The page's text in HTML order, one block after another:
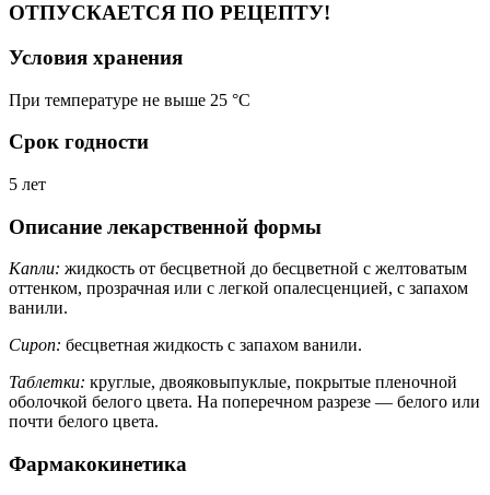
ОТПУСКАЕТСЯ ПО РЕЦЕПТУ!
Условия хранения
При температуре не выше 25 °C
Срок годности
5 лет
Описание лекарственной формы
Капли: жидкость от бесцветной до бесцветной с желтоватым
оттенком, прозрачная или с легкой опалесценцией, с запахом
ванили.
Сироп: бесцветная жидкость с запахом ванили.
Таблетки: круглые, двояковыпуклые, покрытые пленочной
оболочкой белого цвета. На поперечном разрезе — белого или
почти белого цвета.
Фармакокинетика